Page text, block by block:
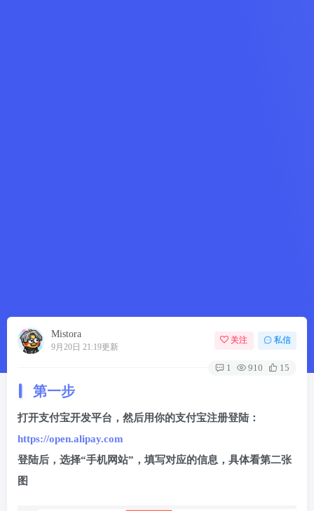
Mistora
9月20日 21:19更新
关注 私信
1 910 15
第一步
打开支付宝开发平台，然后用你的支付宝注册登陆：
https://open.alipay.com
登陆后，选择“手机网站”，填写对应的信息，具体看第二张
图